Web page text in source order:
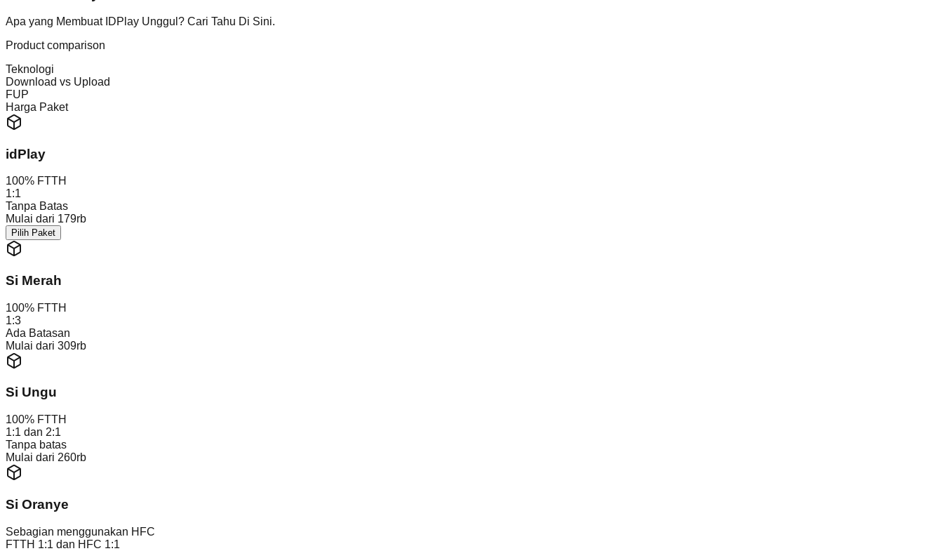
Apa yang Membuat IDPlay Unggul? Cari Tahu Di Sini.
Product comparison
Teknologi
Download vs Upload
FUP
Harga Paket
idPlay
100% FTTH
1:1
Tanpa Batas
Mulai dari 179rb
Pilih Paket
Si Merah
100% FTTH
1:3
Ada Batasan
Mulai dari 309rb
Si Ungu
100% FTTH
1:1 dan 2:1
Tanpa batas
Mulai dari 260rb
Si Oranye
Sebagian menggunakan HFC
FTTH 1:1 dan HFC 1:1